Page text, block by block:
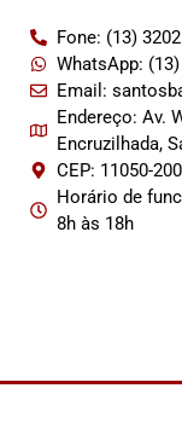
Fone: (13)
WhatsApp:
Email:
Endereço: Av.
Encruzilhada,
CEP: 11050-200
Horário de
8h às 18h